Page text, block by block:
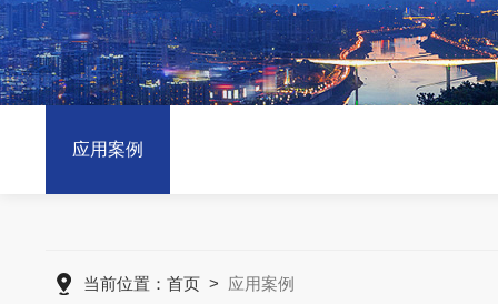
应用案例
当前位置： 首页> 应用案例